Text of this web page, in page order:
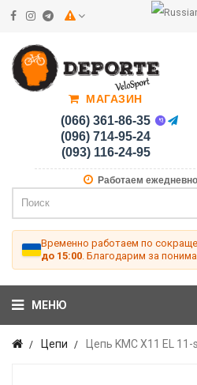
МАГАЗИН
(066) 361-86-35
(096) 714-95-24
(093) 116-24-95
Работаем
Временно работаем по
до 15:00 . Благодарим за
МЕНЮ
Цепи Цепь KMC X11 EL 11-s